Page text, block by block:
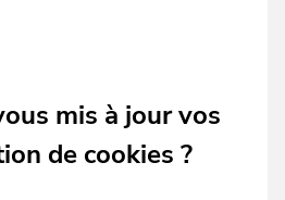
mis à jour vos
de cookies ?